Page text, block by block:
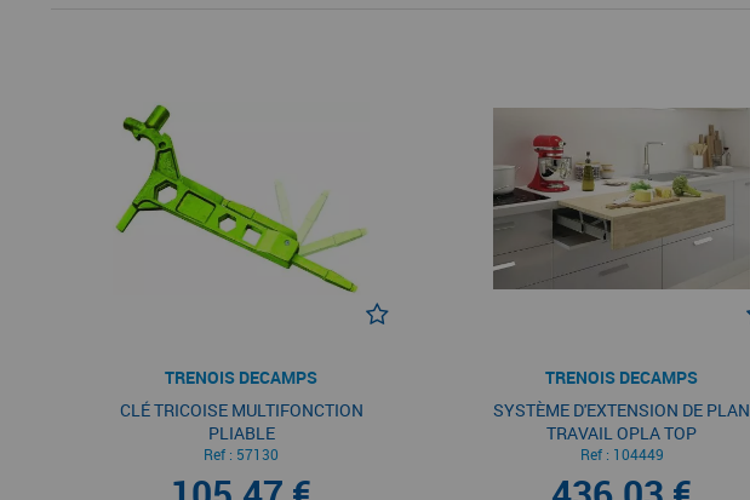
TRENOIS DECAMPS
CLÉ TRICOISE MULTIFONCTION
PLIABLE
Ref : 57130
TRENOIS DECAMPS
SYSTÈME D'EXTENSION DE PLAN
TRAVAIL OPLA TOP
Ref : 104449